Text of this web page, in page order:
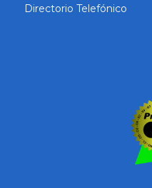
Directorio Telefónico